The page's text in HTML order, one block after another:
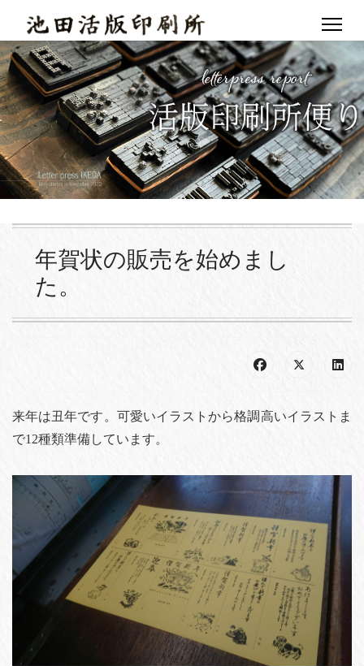
年賀状の販売を始めまし
た。
来年は丑年です。可愛いイラストから格調高いイラストま
で12種類準備しています。